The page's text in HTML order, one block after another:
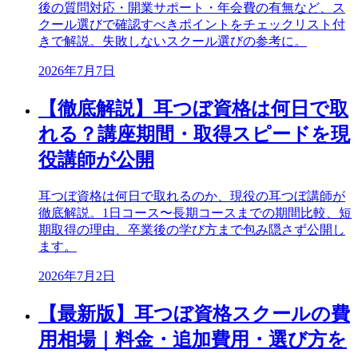
後の質問対応・開業サポート・年会費の有無など、ス
クール選びで確認すべきポイントをチェックリスト付
きで解説。失敗しないスクール選びの参考に。
2026年7月7日
【徹底解説】耳つぼ資格は何日で取
れる？講座期間・取得スピードを現
役講師が公開
耳つぼ資格は何日で取れるのか、現役の耳つぼ講師が
徹底解説。1日コース〜長期コースまでの期間比較、短
期取得の理由、卒業後の学び方まで包み隠さず公開し
ます。
2026年7月2日
【最新版】耳つぼ資格スクールの費
用相場｜料金・追加費用・選び方を